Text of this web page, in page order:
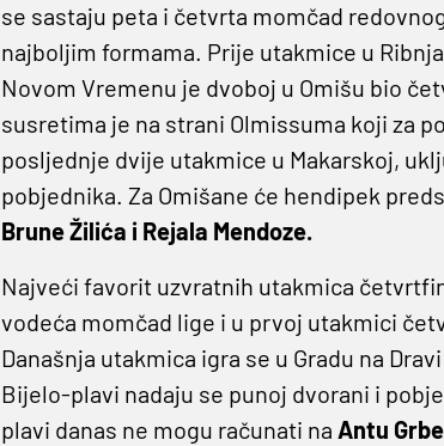
se sastaju peta i četvrta momčad
najboljim formama. Prije utakmice u
Novom Vremenu je dvoboj u Omišu bio
susretima je na strani Olmissuma koji za
posljednje dvije utakmice u Makarskoj,
pobjednika. Za Omišane će hendipek
Brune Žilića i Rejala Mendoze.
Najveći favorit uzvratnih utakmica
vodeća momčad lige i u prvoj utakmici
Današnja utakmica igra se u Gradu na
Bijelo-plavi nadaju se punoj dvorani i
plavi danas ne mogu računati na Antu